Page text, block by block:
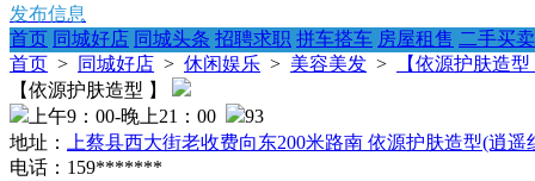
发布信息
首页 同城好店 同城头条 招聘求职 拼车搭车 房屋租售 二手买卖
首页 > 同城好店 > 休闲娱乐 > 美容美发 >
【依源护肤造型
【依源护肤造型 】
上午9：00-晚上21：00
93
地址：
上蔡县西大街老收费向东200米路南 依源护肤造型(逍遥
电话：159*******